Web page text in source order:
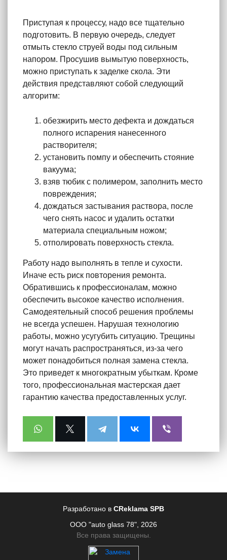
Приступая к процессу, надо все тщательно
подготовить. В первую очередь, следует
отмыть стекло струей воды под сильным
напором. Просушив вымытую поверхность,
можно приступать к заделке скола. Эти
действия представляют собой следующий
алгоритм:
обезжирить место дефекта и дождаться
полного испарения нанесенного
растворителя;
установить помпу и обеспечить стояние
вакуума;
взяв тюбик с полимером, заполнить место
повреждения;
дождаться застывания раствора, после
чего снять насос и удалить остатки
материала специальным ножом;
отполировать поверхность стекла.
Работу надо выполнять в тепле и сухости.
Иначе есть риск повторения ремонта.
Обратившись к профессионалам, можно
обеспечить высокое качество исполнения.
Самодеятельный способ решения проблемы
не всегда успешен. Нарушая технологию
работы, можно усугубить ситуацию. Трещины
могут начать распространяться, из-за чего
может понадобиться полная замена стекла.
Это приведет к многократным убыткам. Кроме
того, профессиональная мастерская дает
гарантию качества предоставленных услуг.
Разработано в CReklama SPB
ООО "auto glass 78", 2026
Все права защищены.